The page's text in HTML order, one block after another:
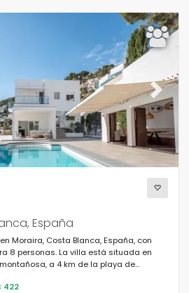
Next
España
Moraira, Costa Blanca, España, con
8 personas. La villa está situada en
a 4 km de la playa de
422